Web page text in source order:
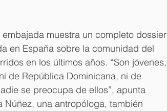
muestra un completo dossier
en España sobre la comunidad del
en los últimos años. “Son jóvenes,
de República Dominicana, ni de
se preocupa de ellos”, apunta
Núñez, una antropóloga, también